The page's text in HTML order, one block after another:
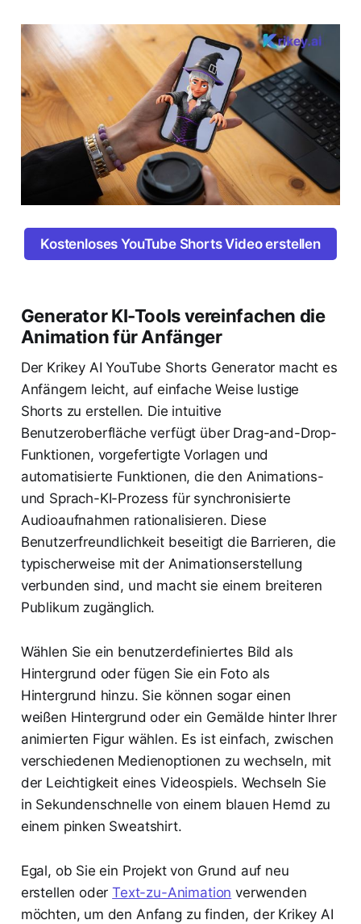
Kostenloses YouTube Shorts Video erstellen
Generator KI-Tools vereinfachen die
Animation für Anfänger
Der Krikey AI YouTube Shorts Generator macht es
Anfängern leicht, auf einfache Weise lustige
Shorts zu erstellen. Die intuitive
Benutzeroberfläche verfügt über Drag-and-Drop-
Funktionen, vorgefertigte Vorlagen und
automatisierte Funktionen, die den Animations-
und Sprach-KI-Prozess für synchronisierte
Audioaufnahmen rationalisieren. Diese
Benutzerfreundlichkeit beseitigt die Barrieren, die
typischerweise mit der Animationserstellung
verbunden sind, und macht sie einem breiteren
Publikum zugänglich.
Wählen Sie ein benutzerdefiniertes Bild als
Hintergrund oder fügen Sie ein Foto als
Hintergrund hinzu. Sie können sogar einen
weißen Hintergrund oder ein Gemälde hinter Ihrer
animierten Figur wählen. Es ist einfach, zwischen
verschiedenen Medienoptionen zu wechseln, mit
der Leichtigkeit eines Videospiels. Wechseln Sie
in Sekundenschnelle von einem blauen Hemd zu
einem pinken Sweatshirt.
Egal, ob Sie ein Projekt von Grund auf neu
erstellen oderText-zu-Animation verwenden
möchten, um den Anfang zu finden, der Krikey AI